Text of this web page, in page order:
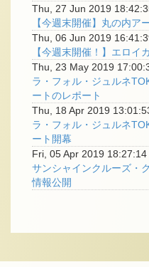
Thu, 27 Jun 2019
【今週末開催】丸の内ア
Thu, 06 Jun 2019
【今週末開催！】エロイ
Thu, 23 May 2019
ラ・フォル・ジュルネ
ートのレポート
Thu, 18 Apr 2019
ラ・フォル・ジュルネ
ート開幕
Fri, 05 Apr 2019
サンシャインクルーズ
情報公開